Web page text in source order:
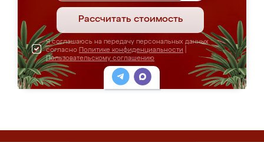
Рассчитать стоимость
Я соглашаюсь на передачу персональных данных
согласно Политике конфиденциальности
Пользовательскому соглашению